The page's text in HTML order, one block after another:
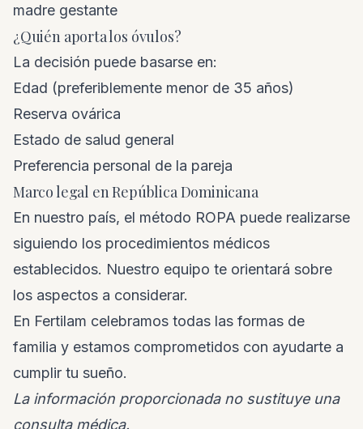
madre gestante
¿Quién aporta los óvulos?
La decisión puede basarse en:
Edad (preferiblemente menor de 35 años)
Reserva ovárica
Estado de salud general
Preferencia personal de la pareja
Marco legal en República Dominicana
En nuestro país, el método ROPA puede realizarse
siguiendo los procedimientos médicos
establecidos. Nuestro equipo te orientará sobre
los aspectos a considerar.
En Fertilam celebramos todas las formas de
familia y estamos comprometidos con ayudarte a
cumplir tu sueño.
La información proporcionada no sustituye una
consulta médica.